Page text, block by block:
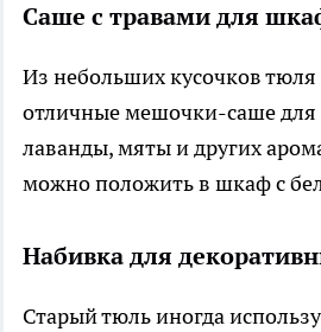
Саше с травами для
Из небольших кусочков
отличные мешочки-саше для
лаванды, мяты и других
можно положить в шкаф с
Набивка для
Старый тюль иногда